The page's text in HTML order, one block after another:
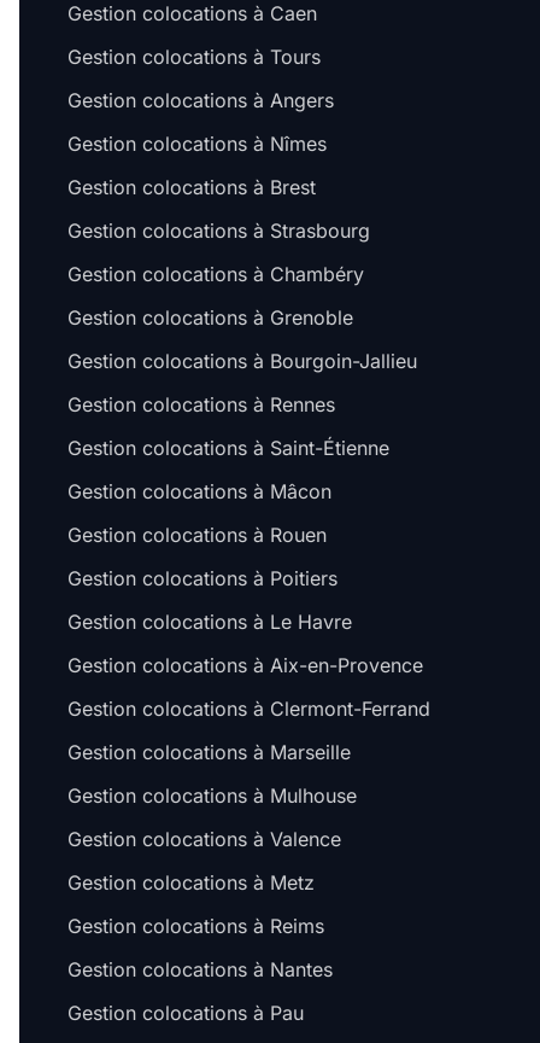
Gestion colocations à Caen
Gestion colocations à Tours
Gestion colocations à Angers
Gestion colocations à Nîmes
Gestion colocations à Brest
Gestion colocations à Strasbourg
Gestion colocations à Chambéry
Gestion colocations à Grenoble
Gestion colocations à Bourgoin-Jallieu
Gestion colocations à Rennes
Gestion colocations à Saint-Étienne
Gestion colocations à Mâcon
Gestion colocations à Rouen
Gestion colocations à Poitiers
Gestion colocations à Le Havre
Gestion colocations à Aix-en-Provence
Gestion colocations à Clermont-Ferrand
Gestion colocations à Marseille
Gestion colocations à Mulhouse
Gestion colocations à Valence
Gestion colocations à Metz
Gestion colocations à Reims
Gestion colocations à Nantes
Gestion colocations à Pau